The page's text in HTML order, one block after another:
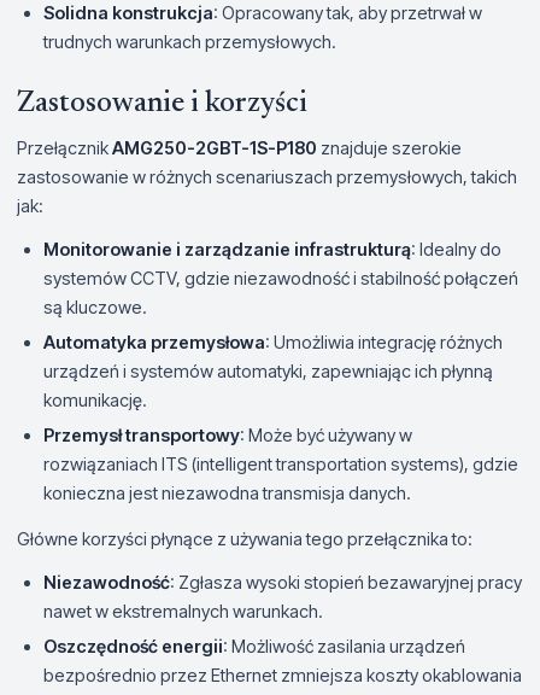
Solidna konstrukcja: Opracowany tak, aby przetrwał w
trudnych warunkach przemysłowych.
Zastosowanie i korzyści
PrzełącznikAMG250-2GBT-1S-P180 znajduje szerokie
zastosowanie w różnych scenariuszach przemysłowych, takich
jak:
Monitorowanie i zarządzanie infrastrukturą: Idealny do
systemów CCTV, gdzie niezawodność i stabilność połączeń
są kluczowe.
Automatyka przemysłowa: Umożliwia integrację różnych
urządzeń i systemów automatyki, zapewniając ich płynną
komunikację.
Przemysł transportowy: Może być używany w
rozwiązaniach ITS (intelligent transportation systems), gdzie
konieczna jest niezawodna transmisja danych.
Główne korzyści płynące z używania tego przełącznika to:
Niezawodność: Zgłasza wysoki stopień bezawaryjnej pracy
nawet w ekstremalnych warunkach.
Oszczędność energii: Możliwość zasilania urządzeń
bezpośrednio przez Ethernet zmniejsza koszty okablowania